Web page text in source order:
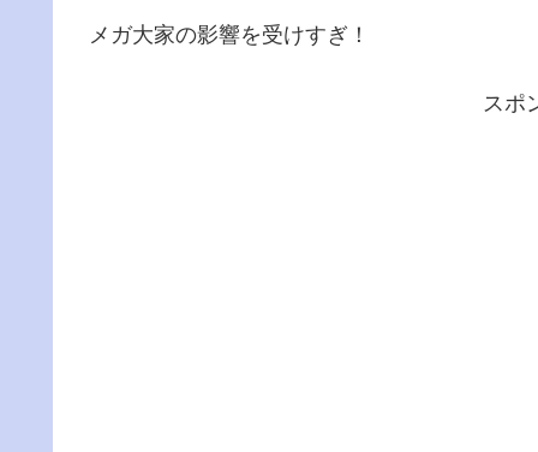
メガ大家の影響を受けすぎ！
スポ